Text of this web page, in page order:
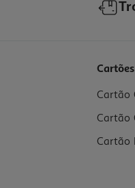
Cartões
Cartão
Cartão
Cartão